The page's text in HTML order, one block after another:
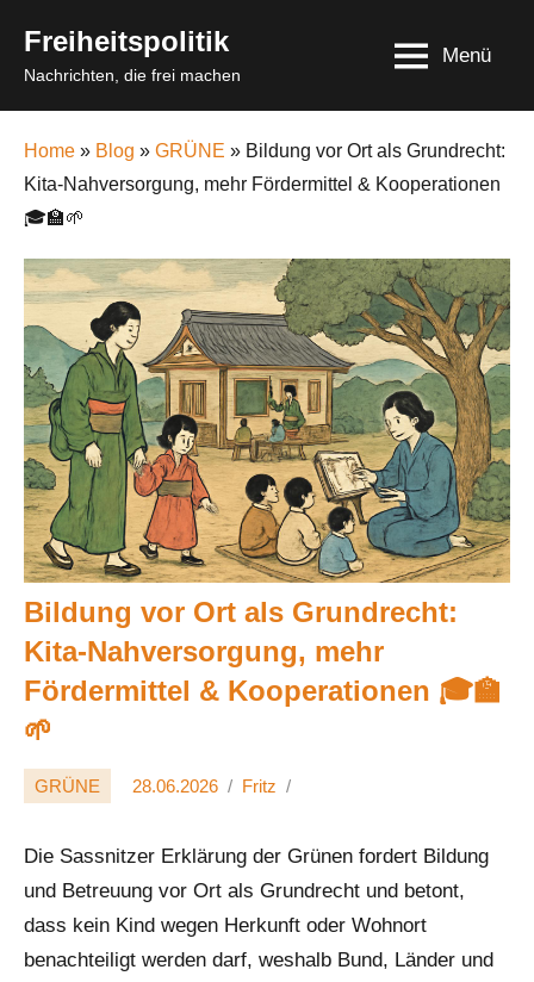
content
Freiheitspolitik
Nachrichten, die frei machen
Menü
Home » Blog » GRÜNE » Bildung vor Ort als Grundrecht:
Kita-Nahversorgung, mehr Fördermittel & Kooperationen
🎓🏫🌱
Bildung vor Ort als Grundrecht:
Kita-Nahversorgung, mehr
Fördermittel & Kooperationen 🎓🏫
🌱
GRÜNE 28.06.2026 Fritz
Die Sassnitzer Erklärung der Grünen fordert Bildung
und Betreuung vor Ort als Grundrecht und betont,
dass kein Kind wegen Herkunft oder Wohnort
benachteiligt werden darf, weshalb Bund, Länder und